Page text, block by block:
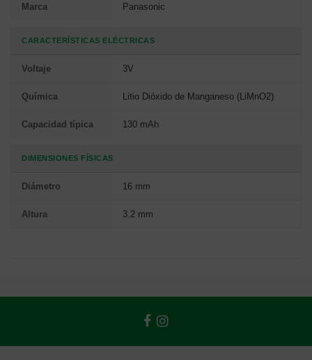
Marca Panasonic
CARACTERÍSTICAS ELÉCTRICAS
Voltaje 3V
Química Litio Dióxido de Manganeso (LiMnO2)
Capacidad típica 130 mAh
DIMENSIONES FÍSICAS
Diámetro 16 mm
Altura 3.2 mm